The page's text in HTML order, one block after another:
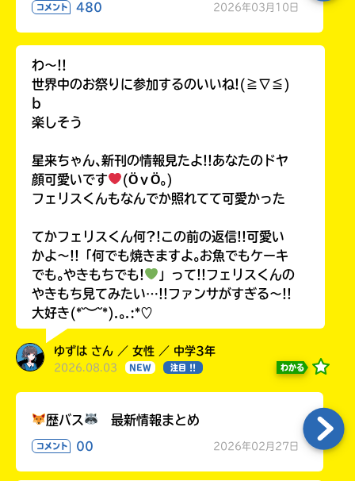
コメント 480 2026年03月10日
わ〜!!
世界中のお祭りに参加するのいいね!(≧∇≦)
b
楽しそう
星来ちゃん､新刊の情報見たよ!!あなたのドヤ
顔可愛いです
(ӦｖӦ｡)
フェリスくんもなんでか照れてて可愛かった
てかフェリスくん何?!この前の返信!!可愛い
かよ〜!!「何でも焼きますよ｡お魚でもケーキ
でも｡やきもちでも!
」って!!フェリスくんの
やきもち見てみたい…!!ファンサがすぎる〜!!
大好き(*˘︶˘*).｡.:*♡
ゆずは さん ／ 女性 ／ 中学3年
2026.08.03 NEW 注目 !! わかる
歴バス 最新情報まとめ
コメント 00 2026年02月27日